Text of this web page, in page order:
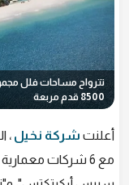
8500 قدم مربعة
أعلنت شركة نخيل ،
مع 6 شركات